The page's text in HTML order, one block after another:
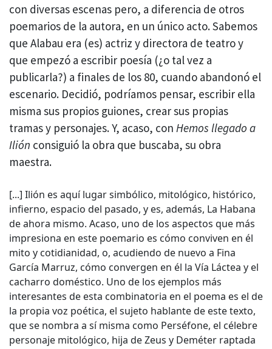
con diversas escenas pero, a diferencia de otros
poemarios de la autora, en un único acto. Sabemos
que Alabau era (es) actriz y directora de teatro y
que empezó a escribir poesía (¿o tal vez a
publicarla?) a finales de los 80, cuando abandonó el
escenario. Decidió, podríamos pensar, escribir ella
misma sus propios guiones, crear sus propias
tramas y personajes. Y, acaso, con Hemos llegado a
Ilión consiguió la obra que buscaba, su obra
maestra.
[...] Ilión es aquí lugar simbólico, mitológico, histórico,
infierno, espacio del pasado, y es, además, La Habana
de ahora mismo. Acaso, uno de los aspectos que más
impresiona en este poemario es cómo conviven en él
mito y cotidianidad, o, acudiendo de nuevo a Fina
García Marruz, cómo convergen en él la Vía Láctea y el
cacharro doméstico. Uno de los ejemplos más
interesantes de esta combinatoria en el poema es el de
la propia voz poética, el sujeto hablante de este texto,
que se nombra a sí misma como Perséfone, el célebre
personaje mitológico, hija de Zeus y Deméter raptada